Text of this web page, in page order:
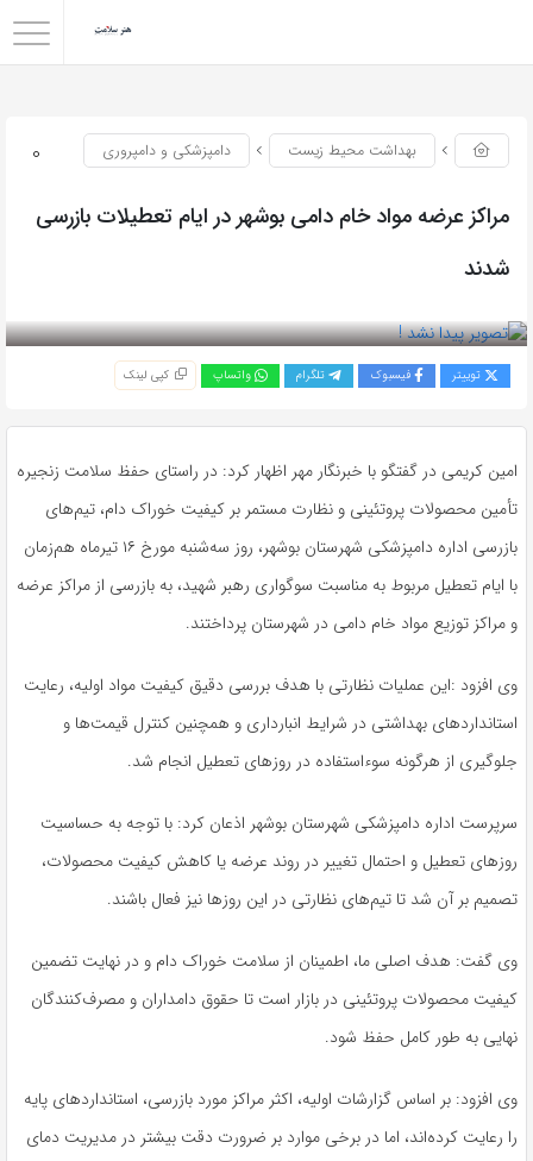
0 بهداشت محیط زیست دامپزشکی و دامپروری
مراکز عرضه مواد خام دامی بوشهر در ایام تعطیلات بازرسی
شدند
توییتر فیسبوک تلگرام واتساپ کپی لینک
امین کریمی در گفتگو با خبرنگار مهر اظهار کرد: در راستای حفظ سلامت زنجیره
تأمین محصولات پروتئینی و نظارت مستمر بر کیفیت خوراک دام، تیم‌های
بازرسی اداره دامپزشکی شهرستان بوشهر، روز سه‌شنبه مورخ ۱۶ تیرماه هم‌زمان
با ایام تعطیل مربوط به مناسبت سوگواری رهبر شهید، به بازرسی از مراکز عرضه
و مراکز توزیع مواد خام دامی در شهرستان پرداختند.
وی افزود :این عملیات نظارتی با هدف بررسی دقیق کیفیت مواد اولیه، رعایت
استانداردهای بهداشتی در شرایط انبارداری و همچنین کنترل قیمت‌ها و
جلوگیری از هرگونه سوءاستفاده در روزهای تعطیل انجام شد.
سرپرست اداره دامپزشکی شهرستان بوشهر اذعان کرد: با توجه به حساسیت
روزهای تعطیل و احتمال تغییر در روند عرضه یا کاهش کیفیت محصولات،
تصمیم بر آن شد تا تیم‌های نظارتی در این روزها نیز فعال باشند.
وی گفت: هدف اصلی ما، اطمینان از سلامت خوراک دام و در نهایت تضمین
کیفیت محصولات پروتئینی در بازار است تا حقوق دامداران و مصرف‌کنندگان
نهایی به طور کامل حفظ شود.
وی افزود: بر اساس گزارشات اولیه، اکثر مراکز مورد بازرسی، استانداردهای پایه
را رعایت کرده‌اند، اما در برخی موارد بر ضرورت دقت بیشتر در مدیریت دمای